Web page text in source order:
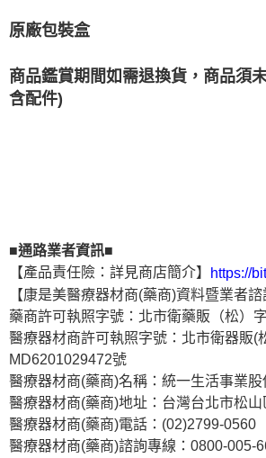
原廠包裝盒
商品鑑賞期間如需退換貨，商品須
含配件)
■通路業者資訊■
【產品責任險：詳見商店簡介】
https://
【康是美醫療器材商(藥商)資料暨業者諮
藥商許可執照字號：北市衛藥販（松）
醫療器材商許可執照字號：北市衛器販(
MD6201029472號
醫療器材商(藥商)名稱：統一生活事業股
醫療器材商(藥商)地址：台灣台北市松
醫療器材商(藥商)電話：(02)2799-0560
醫療器材商(藥商)諮詢專線：0800-005-